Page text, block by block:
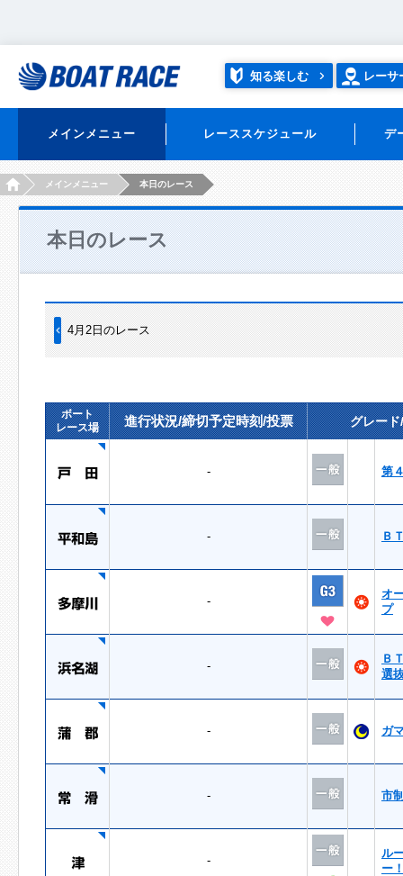
知る楽しむ レーサ
メインメニュー レーススケジュール デ
HOMEメインメニュー 本日のレース
本日のレース
4月2日のレース
ボート
レース場
進行状況/締切予定時刻/投票 グレー
- 第
- Ｂ
-
オ
プ
-
Ｂ
選
- ガ
- 市
-
ル
ー